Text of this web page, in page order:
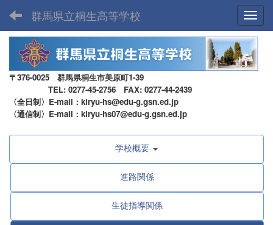
群馬県立桐生高等学校
〒376-0025 群馬県桐生市美原町1-39
TEL: 0277-45-2756 FAX: 0277-44-2439
〈全日制〉E-mail：kiryu-hs@edu-g.gsn.ed.jp
〈通信制〉E-mail：kiryu-hs07@edu-g.gsn.ed.jp
学校概要
進路関係
生徒指導関係